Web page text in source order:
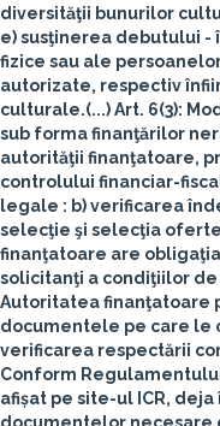
diversităţii bunurilor
e) susţinerea debutului
fizice sau ale
autorizate, respectiv
culturale.(...)Art. 6(3):
sub forma finanţărilor
autorităţii finanţatoare,
controlului financiar-
legale : b) verificarea
selecţie şi selecţia
finanţatoare are
solicitanţi a condiţiilor
Autoritatea finanţatoare
documentele pe care le
verificarea respectării
Conform
afișat pe site-ul ICR, deja